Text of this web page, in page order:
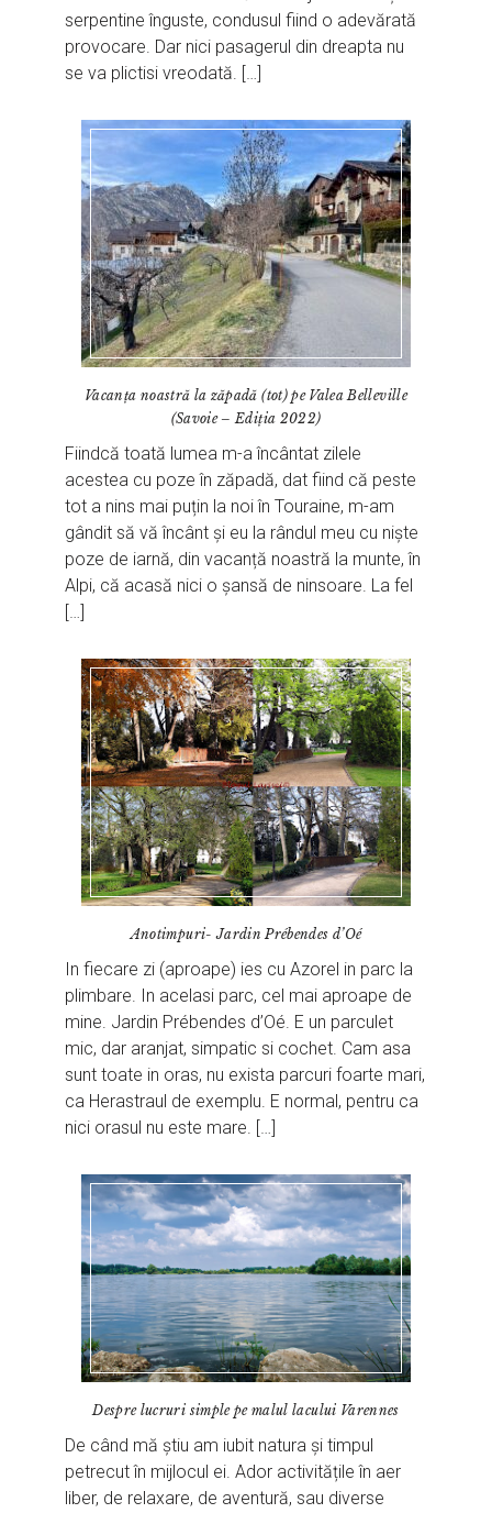
serpentine înguste, condusul fiind o adevărată
provocare. Dar nici pasagerul din dreapta nu
se va plictisi vreodată. […]
Vacanța noastră la zăpadă (tot) pe Valea Belleville
(Savoie – Ediția 2022)
Fiindcă toată lumea m-a încântat zilele
acestea cu poze în zăpadă, dat fiind că peste
tot a nins mai puțin la noi în Touraine, m-am
gândit să vă încânt și eu la rândul meu cu niște
poze de iarnă, din vacanță noastră la munte, în
Alpi, că acasă nici o șansă de ninsoare. La fel
[…]
Anotimpuri- Jardin Prébendes d’Oé
In fiecare zi (aproape) ies cu Azorel in parc la
plimbare. In acelasi parc, cel mai aproape de
mine. Jardin Prébendes d’Oé. E un parculet
mic, dar aranjat, simpatic si cochet. Cam asa
sunt toate in oras, nu exista parcuri foarte mari,
ca Herastraul de exemplu. E normal, pentru ca
nici orasul nu este mare. […]
Despre lucruri simple pe malul lacului Varennes
De când mă știu am iubit natura și timpul
petrecut în mijlocul ei. Ador activitățile în aer
liber, de relaxare, de aventură, sau diverse